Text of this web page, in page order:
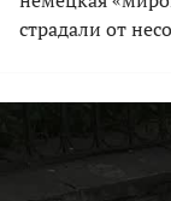
страдали от